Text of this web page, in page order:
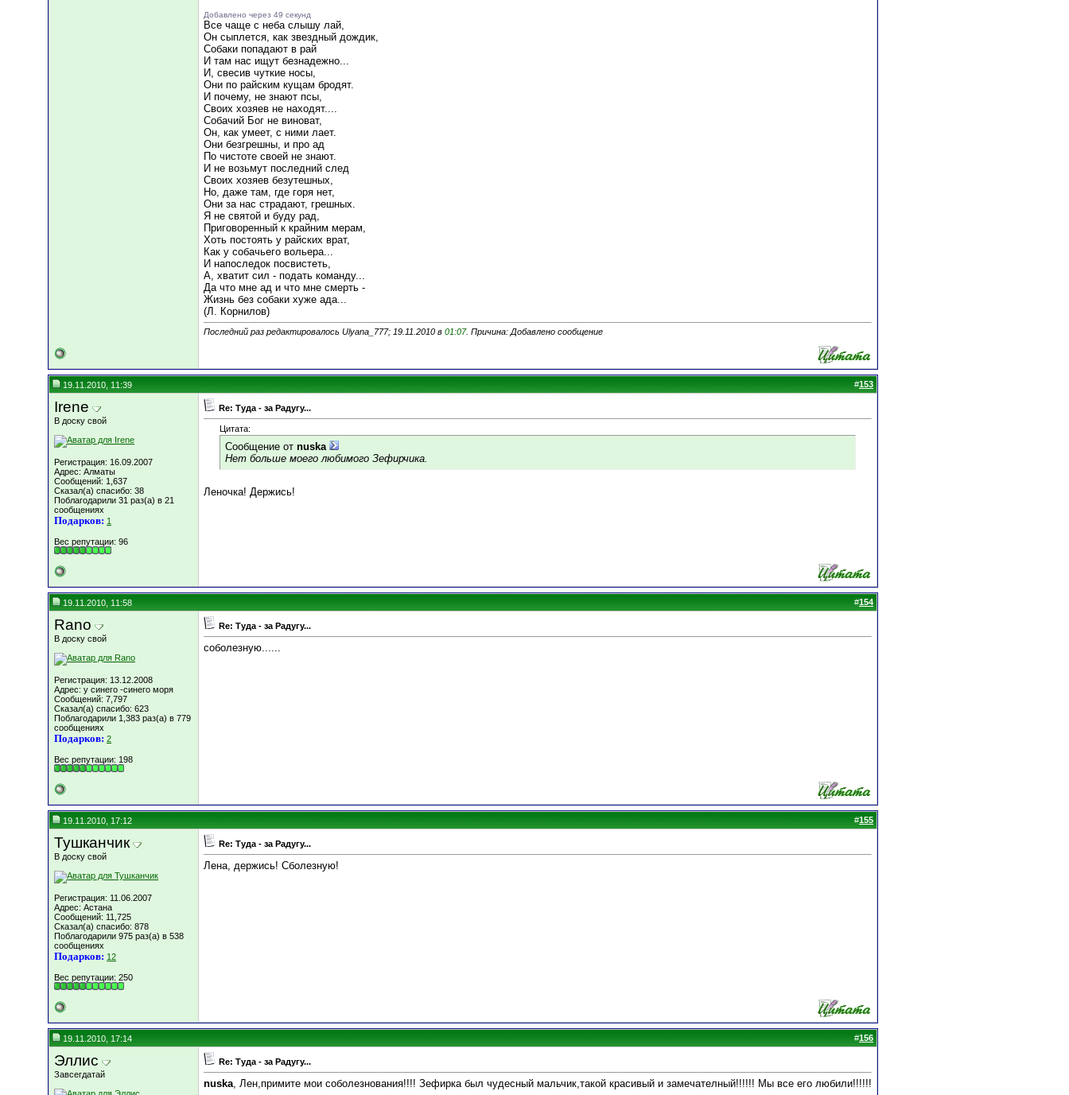
Добавлено через 49 секунд
Все чаще с неба слышу лай,
Он сыплется, как звездный дождик,
Собаки попадают в рай
И там нас ищут безнадежно...
И, свесив чуткие носы,
Они по райским кущам бродят.
И почему, не знают псы,
Своих хозяев не находят....
Собачий Бог не виноват,
Он, как умеет, с ними лает.
Они безгрешны, и про ад
По чистоте своей не знают.
И не возьмут последний след
Своих хозяев безутешных,
Но, даже там, где горя нет,
Они за нас страдают, грешных.
Я не святой и буду рад,
Приговоренный к крайним мерам,
Хоть постоять у райских врат,
Как у собачьего вольера...
И напоследок посвистеть,
А, хватит сил - подать команду...
Да что мне ад и что мне смерть -
Жизнь без собаки хуже ада...
(Л. Корнилов)
Последний раз редактировалось Ulyana_777; 19.11.2010 в 01:07. Причина: Добавлено сообщение
19.11.2010, 11:39 #153
Irene
В доску свой
Регистрация: 16.09.2007
Адрес: Алматы
Сообщений: 1,637
Сказал(а) спасибо: 38
Поблагодарили 31 раз(а) в 21
сообщениях
Подарков: 1
Вес репутации: 96
Re: Туда - за Радугу...
Цитата:
Сообщение от nuska
Нет больше моего любимого Зефирчика.
Леночка! Держись!
19.11.2010, 11:58 #154
Rano
В доску свой
Регистрация: 13.12.2008
Адрес: у синего -синего моря
Сообщений: 7,797
Сказал(а) спасибо: 623
Поблагодарили 1,383 раз(а) в 779
сообщениях
Подарков: 2
Вес репутации: 198
Re: Туда - за Радугу...
соболезную......
19.11.2010, 17:12 #155
Тушканчик
В доску свой
Регистрация: 11.06.2007
Адрес: Астана
Сообщений: 11,725
Сказал(а) спасибо: 878
Поблагодарили 975 раз(а) в 538
сообщениях
Подарков: 12
Вес репутации: 250
Re: Туда - за Радугу...
Лена, держись! Сболезную!
19.11.2010, 17:14 #156
Эллис
Завсегдатай
Re: Туда - за Радугу...
nuska, Лен,примите мои соболезнования!!!! Зефирка был чудесный мальчик,такой красивый и замечателный!!!!!! Мы все его любили!!!!!!